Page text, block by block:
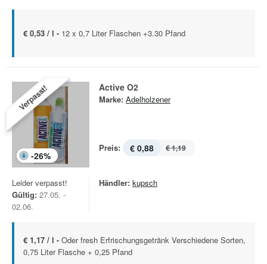
€ 0,53 / l - 12 x 0,7 Liter Flaschen +3.30 Pfand
Verpasst!
-26%
Active O2
Marke: Adelholzener
Preis: € 0,88 € 1,19
Leider verpasst!
Gültig: 27.05. -
02.06.
Händler: kupsch
€ 1,17 / l - Oder fresh Erfrischungsgetränk Verschiedene Sorten,
0,75 Liter Flasche + 0,25 Pfand